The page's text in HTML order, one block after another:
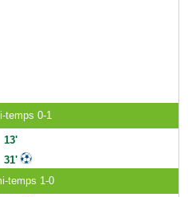
temps 0-1
13'
31'
temps 1-0